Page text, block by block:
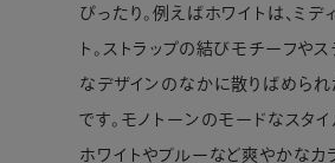
ぴったり。例えばホワイトは、ミ
ト。ストラップの結びモチーフや
なデザインのなかに散りばめら
です。モノトーンのモードなスタ
ホワイトやブルーなど爽やかな